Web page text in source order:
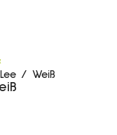
/ Weiß